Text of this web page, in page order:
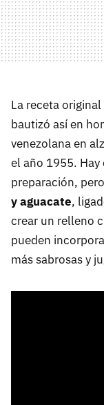
La receta
bautizó así en
venezolana en
el año 1955.
preparación, pero
y aguacate,
crear un relleno
pueden
más sabrosas y